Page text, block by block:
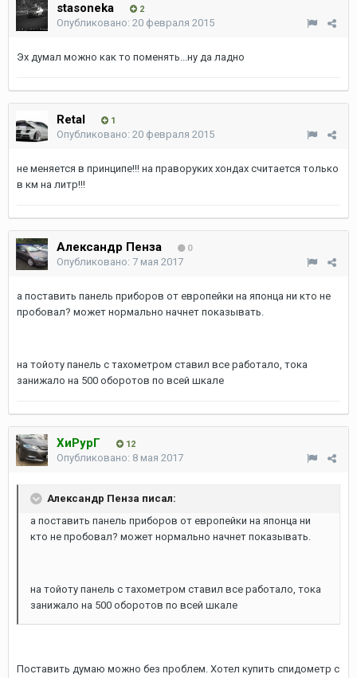
stasoneka 2
Опубликовано: 20 февраля 2015
Эх думал можно как то поменять...ну да ладно
Retal 1
Опубликовано: 20 февраля 2015
не меняется в принципе!!! на праворуких хондах считается только
в км на литр!!!
Александр Пенза 0
Опубликовано: 7 мая 2017
а поставить панель приборов от европейки на японца ни кто не
пробовал? может нормально начнет показывать.
на тойоту панель с тахометром ставил все работало, тока
занижало на 500 оборотов по всей шкале
ХиРурГ 12
Опубликовано: 8 мая 2017
Александр Пенза писал:
а поставить панель приборов от европейки на японца ни
кто не пробовал? может нормально начнет показывать.
на тойоту панель с тахометром ставил все работало, тока
занижало на 500 оборотов по всей шкале
Поставить думаю можно без проблем. Хотел купить спидометр с